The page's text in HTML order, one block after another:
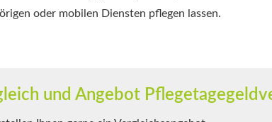
oder mobilen Diensten pflegen lassen.
und Angebot